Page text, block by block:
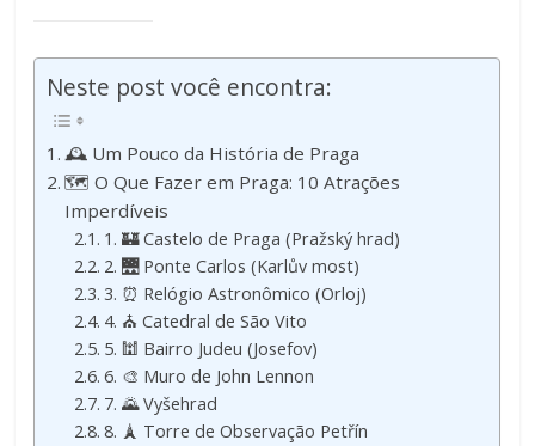
Neste post você encontra:
🕰️ Um Pouco da História de Praga
🗺️ O Que Fazer em Praga: 10 Atrações
Imperdíveis
1. 🏰 Castelo de Praga (Pražský hrad)
2. 🌉 Ponte Carlos (Karlův most)
3. ⏰ Relógio Astronômico (Orloj)
4. ⛪ Catedral de São Vito
5. 🕍 Bairro Judeu (Josefov)
6. 🎨 Muro de John Lennon
7. 🌄 Vyšehrad
8. 🗼 Torre de Observação Petřín